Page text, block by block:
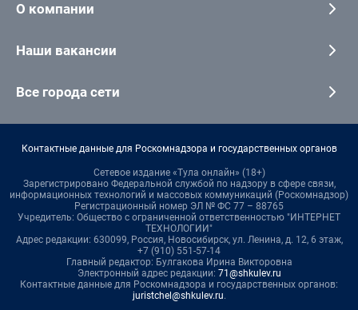
О компании
Наши вакансии
Все города сети
Контактные данные для Роскомнадзора и государственных органов
Сетевое издание «Тула онлайн» (18+)
Зарегистрировано Федеральной службой по надзору в сфере связи,
информационных технологий и массовых коммуникаций (Роскомнадзор)
Регистрационный номер ЭЛ № ФС 77 – 88765
Учредитель: Общество с ограниченной ответственностью "ИНТЕРНЕТ
ТЕХНОЛОГИИ"
Адрес редакции: 630099, Россия, Новосибирск, ул. Ленина, д. 12, 6 этаж,
+7 (910) 551-57-14
Главный редактор: Булгакова Ирина Викторовна
Электронный адрес редакции: 71@shkulev.ru
Контактные данные для Роскомнадзора и государственных органов:
juristchel@shkulev.ru.